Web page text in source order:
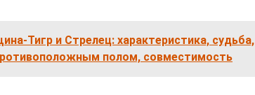
Тигр и Стрелец: характеристика, судьба,
полом, совместимость